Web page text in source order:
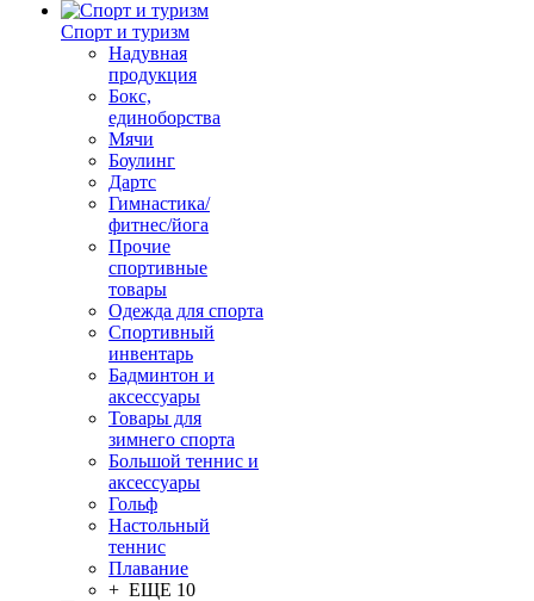
Спорт и туризм
Надувная
продукция
Бокс,
единоборства
Мячи
Боулинг
Дартс
Гимнастика/
фитнес/йога
Прочие
спортивные
товары
Одежда для спорта
Спортивный
инвентарь
Бадминтон и
аксессуары
Товары для
зимнего спорта
Большой теннис и
аксессуары
Гольф
Настольный
теннис
Плавание
+ ЕЩЕ 10